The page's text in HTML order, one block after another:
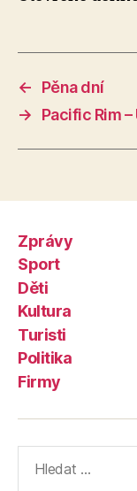
←
Pěna dní
→
Pacific Rim
Zprávy
Sport
Děti
Kultura
Turisti
Politika
Firmy
vyhledávání: